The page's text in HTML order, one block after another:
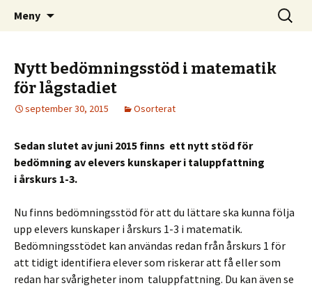
Matematik i Olofström
– din infosida för matematik i Olofström
Meny
Sök
efter:
Nytt bedömningsstöd i matematik
för lågstadiet
september 30, 2015 Osorterat
Sedan slutet av juni 2015 finns ett nytt stöd för
bedömning av elevers kunskaper i taluppfattning
i årskurs 1-3.
Nu finns bedömningsstöd för att du lättare ska kunna följa
upp elevers kunskaper i årskurs 1-3 i matematik.
Bedömningsstödet kan användas redan från årskurs 1 för
att tidigt identifiera elever som riskerar att få eller som
redan har svårigheter inom taluppfattning. Du kan även se